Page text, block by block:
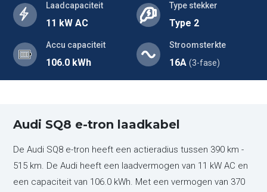
Laadcapaciteit
11 kW AC
Type stekker
Type 2
Accu capaciteit
106.0 kWh
Stroomsterkte
16A (3-fase)
Audi SQ8 e-tron laadkabel
De Audi SQ8 e-tron heeft een actieradius tussen 390 km -
515 km. De Audi heeft een laadvermogen van 11 kW AC en
een capaciteit van 106.0 kWh. Met een vermogen van 370